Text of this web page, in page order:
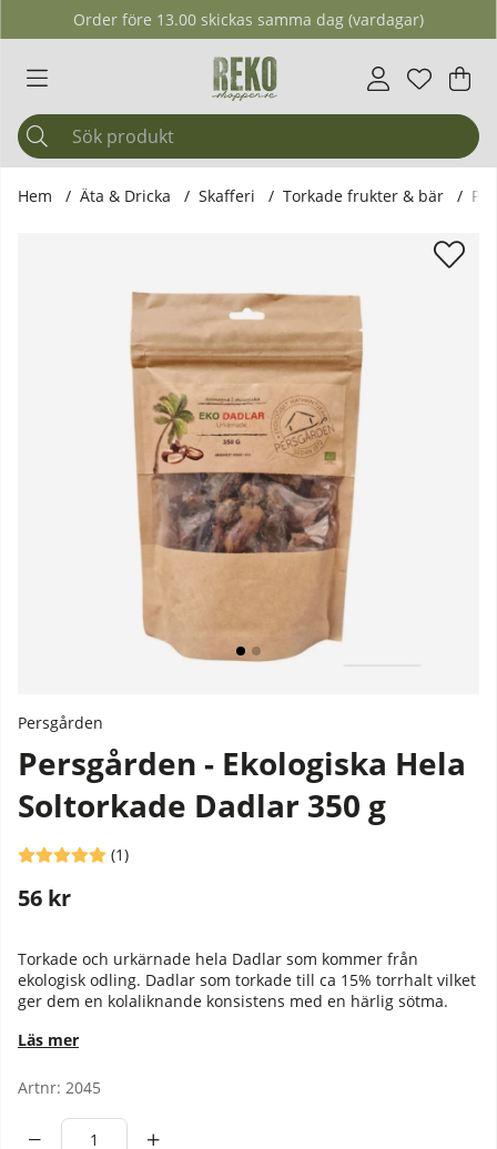
Order före 13.00 skickas samma dag (vardagar)
Antal i
. .
Hem Äta & Dricka Skafferi Torkade frukter & bär
Produktbilder Persgården - Ekologiska Hela Soltorkade
Persgården
Persgården - Ekologiska Hela
Soltorkade Dadlar 350 g
Medelbetyg 5 av 5 Antal betyg 1
(1)
56 kr
Torkade och urkärnade hela Dadlar som kommer från
ekologisk odling. Dadlar som torkade till ca 15% torrhalt vilket
ger dem en kolaliknande konsistens med en härlig sötma.
Läs mer
Artnr: 2045